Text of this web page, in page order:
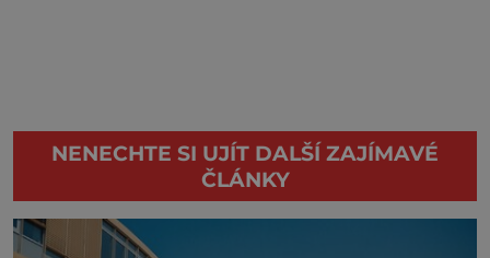
NENECHTE SI UJÍT DALŠÍ ZAJÍMAVÉ
ČLÁNKY